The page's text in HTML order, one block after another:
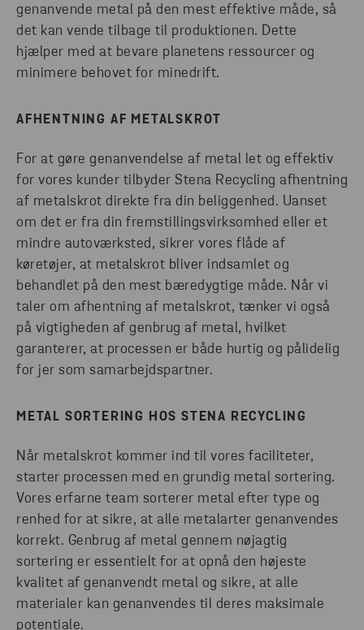
genanvende metal på den mest effektive måde, så
det kan vende tilbage til produktionen. Dette
hjælper med at bevare planetens ressourcer og
minimere behovet for minedrift.
AFHENTNING AF METALSKROT
For at gøre genanvendelse af metal let og effektiv
for vores kunder tilbyder Stena Recycling afhentning
af metalskrot direkte fra din beliggenhed. Uanset
om det er fra din fremstillingsvirksomhed eller et
mindre autoværksted, sikrer vores flåde af
køretøjer, at metalskrot bliver indsamlet og
behandlet på den mest bæredygtige måde. Når vi
taler om afhentning af metalskrot, tænker vi også
på vigtigheden af genbrug af metal, hvilket
garanterer, at processen er både hurtig og pålidelig
for jer som samarbejdspartner.
METAL SORTERING HOS STENA RECYCLING
Når metalskrot kommer ind til vores faciliteter,
starter processen med en grundig metal sortering.
Vores erfarne team sorterer metal efter type og
renhed for at sikre, at alle metalarter genanvendes
korrekt. Genbrug af metal gennem nøjagtig
sortering er essentielt for at opnå den højeste
kvalitet af genanvendt metal og sikre, at alle
materialer kan genanvendes til deres maksimale
potentiale.
DIN BRANCHE